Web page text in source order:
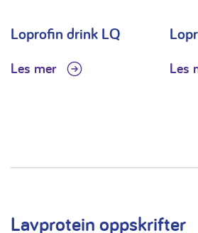
Loprofin drink LQ
Les mer Les
Lavprotein oppskrifter